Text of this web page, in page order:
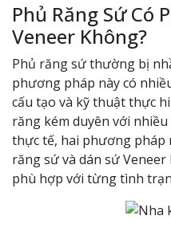
Phủ Răng Sứ Có
Veneer Không?
Phủ răng sứ thường bị
phương pháp này có
cấu tạo và kỹ thuật thực
răng kém duyên với
thực tế, hai phương pháp
răng sứ và dán sứ
phù hợp với từng tình